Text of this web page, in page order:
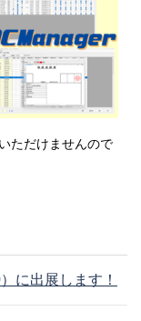
ただけませんので
に出展します！